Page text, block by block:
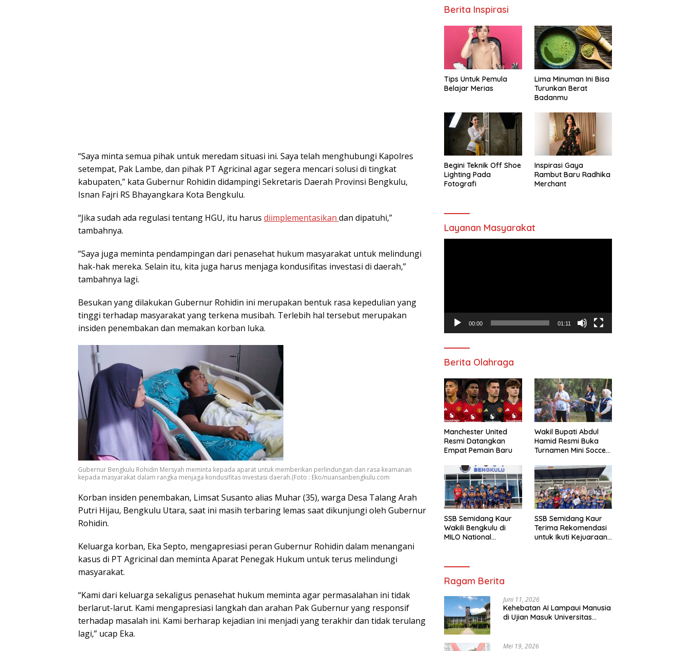
“Saya minta semua pihak untuk meredam situasi ini. Saya telah menghubungi Kapolres
setempat, Pak Lambe, dan pihak PT Agricinal agar segera mencari solusi di tingkat
kabupaten,” kata Gubernur Rohidin didampingi Sekretaris Daerah Provinsi Bengkulu,
Isnan Fajri RS Bhayangkara Kota Bengkulu.
“Jika sudah ada regulasi tentang HGU, itu harus diimplementasikan dan dipatuhi,”
tambahnya.
“Saya juga meminta pendampingan dari penasehat hukum masyarakat untuk melindungi
hak-hak mereka. Selain itu, kita juga harus menjaga kondusifitas investasi di daerah,”
tambahnya lagi.
Besukan yang dilakukan Gubernur Rohidin ini merupakan bentuk rasa kepedulian yang
tinggi terhadap masyarakat yang terkena musibah. Terlebih hal tersebut merupakan
insiden penembakan dan memakan korban luka.
Gubernur Bengkulu Rohidin Mersyah meminta kepada aparat untuk memberikan perlindungan dan rasa keamanan
kepada masyarakat dalam rangka menjaga kondusifitas investasi daerah.(Foto : Eko/nuansanbengkulu.com
Korban insiden penembakan, Limsat Susanto alias Muhar (35), warga Desa Talang Arah
Putri Hijau, Bengkulu Utara, saat ini masih terbaring lemas saat dikunjungi oleh Gubernur
Rohidin.
Keluarga korban, Eka Septo, mengapresiasi peran Gubernur Rohidin dalam menangani
kasus di PT Agricinal dan meminta Aparat Penegak Hukum untuk terus melindungi
masyarakat.
“Kami dari keluarga sekaligus penasehat hukum meminta agar permasalahan ini tidak
berlarut-larut. Kami mengapresiasi langkah dan arahan Pak Gubernur yang responsif
terhadap masalah ini. Kami berharap kejadian ini menjadi yang terakhir dan tidak terulang
lagi,” ucap Eka.
Berita Inspirasi
Tips Untuk Pemula
Belajar Merias
Lima Minuman Ini Bisa
Turunkan Berat
Badanmu
Begini Teknik Off Shoe
Lighting Pada
Fotografi
Inspirasi Gaya
Rambut Baru Radhika
Merchant
Layanan Masyarakat
00:00 01:11
Berita Olahraga
Manchester United
Resmi Datangkan
Empat Pemain Baru
Wakil Bupati Abdul
Hamid Resmi Buka
Turnamen Mini Soccer
SSB Semidang Kaur
Wakili Bengkulu di
MILO National
SSB Semidang Kaur
Terima Rekomendasi
untuk Ikuti Kejuaraan
Ragam Berita
Juni 11, 2026
Kehebatan AI Lampaui Manusia
di Ujian Masuk Universitas
Mei 19, 2026